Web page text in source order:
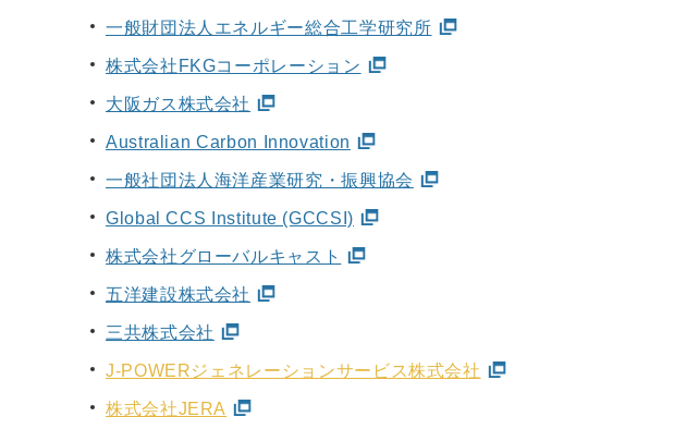
一般財団法人エネルギー総合工学研究所
株式会社 FKGコーポレーション
大阪ガス株式会社
Australian Carbon Innovation
一般社団法人海洋産業研究・振興協会
Global CCS Institute (GCCSI)
株式会社グローバルキャスト
五洋建設株式会社
三共株式会社
J-POWERジェネレーションサービス株式会社
株式会社JERA